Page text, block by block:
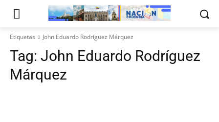
Etiquetas John Eduardo Rodríguez Márquez
Tag: John Eduardo Rodríguez
Márquez